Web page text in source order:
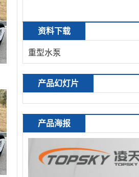
资料下载
重型水泵
产品幻灯片
产品海报